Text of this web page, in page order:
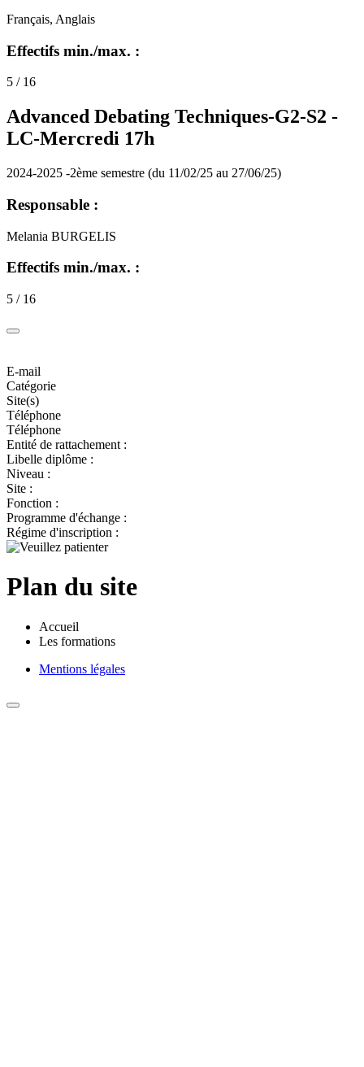
Français, Anglais
Effectifs min./max. :
5 / 16
Advanced Debating Techniques-G2-S2 -
LC-Mercredi 17h
2024-2025 -2ème semestre (du 11/02/25 au 27/06/25)
Responsable :
Melania BURGELIS
Effectifs min./max. :
5 / 16
E-mail
Catégorie
Site(s)
Téléphone
Téléphone
Entité de rattachement :
Libelle diplôme :
Niveau :
Site :
Fonction :
Programme d'échange :
Régime d'inscription :
Plan du site
Accueil
Les formations
Mentions légales